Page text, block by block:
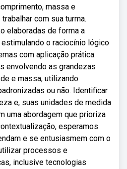
massa e
com sua turma.
elaboradas de forma a
o raciocínio lógico
com aplicação prática.
envolvendo as grandezas
e massa, utilizando
ou não. Identificar
e, suas unidades de medida
uma abordagem que prioriza
esperamos
e se entusiasmem com o
processos e
inclusive tecnologias